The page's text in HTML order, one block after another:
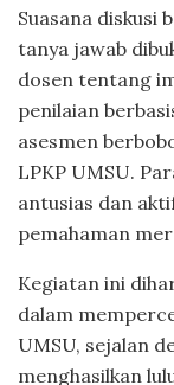
Suasana diskusi
tanya jawab
dosen tentang
penilaian
asesmen
LPKP UMSU.
antusias dan
pemahaman
Kegiatan ini
dalam
UMSU, sejalan
menghasilkan